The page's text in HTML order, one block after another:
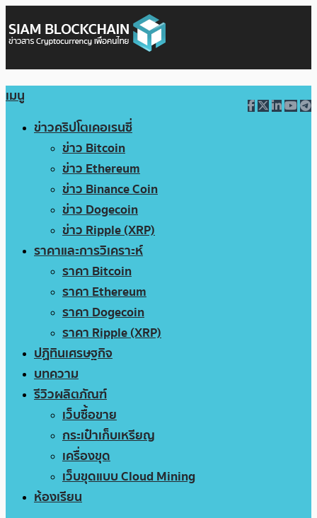
เมนู
ข่าวคริปโตเคอเรนซี่
ข่าว Bitcoin
ข่าว Ethereum
ข่าว Binance Coin
ข่าว Dogecoin
ข่าว Ripple (XRP)
ราคาและการวิเคราะห์
ราคา Bitcoin
ราคา Ethereum
ราคา Dogecoin
ราคา Ripple (XRP)
ปฏิทินเศรษฐกิจ
บทความ
รีวิวผลิตภัณฑ์
เว็บซื้อขาย
กระเป๋าเก็บเหรียญ
เครื่องขุด
เว็บขุดแบบ Cloud Mining
ห้องเรียน